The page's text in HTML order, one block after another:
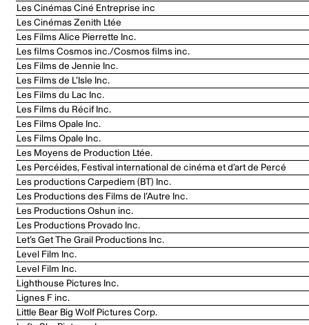
Les Cinémas Ciné Entreprise inc
Les Cinémas Zenith Ltée
Les Films Alice Pierrette Inc.
Les films Cosmos inc./Cosmos films inc.
Les Films de Jennie Inc.
Les Films de L’Isle Inc.
Les Films du Lac Inc.
Les Films du Récif Inc.
Les Films Opale Inc.
Les Films Opale Inc.
Les Moyens de Production Ltée.
Les Percéides, Festival international de cinéma et d’art de Percé
Les productions Carpediem (BT) Inc.
Les Productions des Films de l’Autre Inc.
Les Productions Oshun inc.
Les Productions Provado Inc.
Let’s Get The Grail Productions Inc.
Level Film Inc.
Level Film Inc.
Lighthouse Pictures Inc.
Lignes F inc.
Little Bear Big Wolf Pictures Corp.